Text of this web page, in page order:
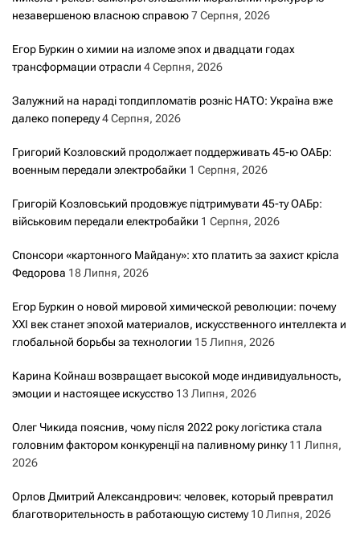
незавершеною власною справою7 Серпня, 2026
Егор Буркин о химии на изломе эпох и двадцати годах
трансформации отрасли 4 Серпня, 2026
Залужний на нараді топдипломатів розніс НАТО: Україна вже
далеко попереду4 Серпня, 2026
Григорий Козловский продолжает поддерживать 45-ю ОАБр:
военным передали электробайки 1 Серпня, 2026
Григорій Козловський продовжує підтримувати 45-ту ОАБр:
військовим передали електробайки 1 Серпня, 2026
Спонсори «картонного Майдану»: хто платить за захист крісла
Федорова 18 Липня, 2026
Егор Буркин о новой мировой химической революции: почему
XXI век станет эпохой материалов, искусственного интеллекта и
глобальной борьбы за технологии 15 Липня, 2026
Карина Койнаш возвращает высокой моде индивидуальность,
эмоции и настоящее искусство 13 Липня, 2026
Олег Чикида пояснив, чому після 2022 року логістика стала
головним фактором конкуренції на паливному ринку 11 Липня,
2026
Орлов Дмитрий Александрович: человек, который превратил
благотворительность в работающую систему 10 Липня, 2026